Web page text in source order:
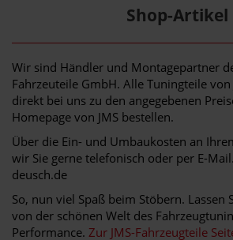
Shop-Artikel
Wir sind Händler und Montagepartner
Fahrzeuteile GmbH. Alle Tuningteile von
direkt bei uns zu den angegebenen
Homepage von JMS bestellen.
Über die Ein- und Umbaukosten an
wir Sie gerne telefonisch oder per E-
deusch.de
So, nun viel Spaß beim Stöbern. Lassen
von der schönen Welt des
Performance. Zur JMS-Fahrzeugteile